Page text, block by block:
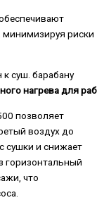
минимизируя риски
нагрева для
позволяет
воздух до
сушки и снижает
горизонтальный
что